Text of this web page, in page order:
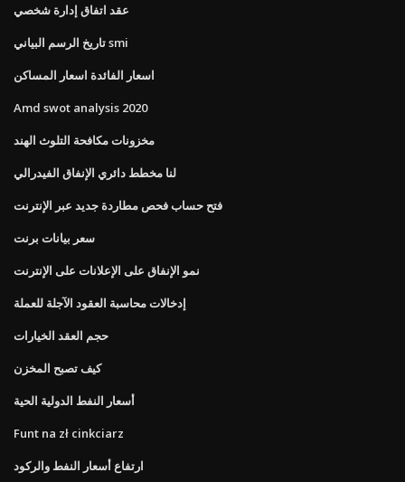
عقد اتفاق إدارة شخصي
تاريخ الرسم البياني smi
اسعار الفائدة اسعار المساكن
Amd swot analysis 2020
مخزونات مكافحة التلوث الهند
لنا مخطط دائري الإنفاق الفيدرالي
فتح حساب فحص مطاردة جديد عبر الإنترنت
سعر بيانات برنت
نمو الإنفاق على الإعلانات على الإنترنت
إدخالات محاسبة العقود الآجلة للعملة
حجم العقد الخيارات
كيف تصبح المخزن
أسعار النفط الدولية الحية
Funt na zł cinkciarz
ارتفاع أسعار النفط والركود